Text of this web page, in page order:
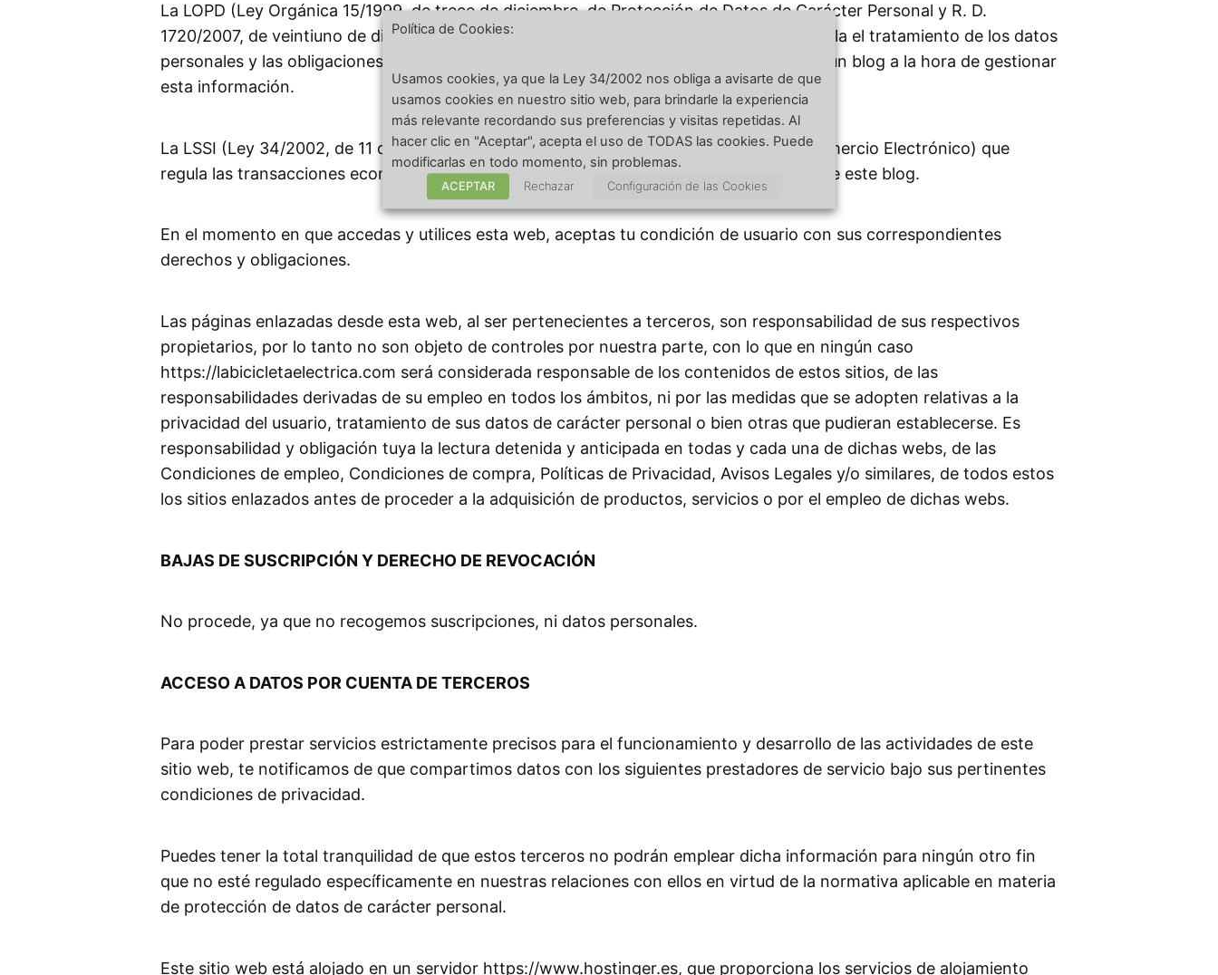
La LOPD (Ley Orgánica 15/1999, de trece de diciembre, de Protección de Datos de Carácter Personal y R. D.
1720/2007, de veintiuno de diciembre, el Reglamento de desarrollo de la LOPD) que regula el tratamiento de los datos
personales y las obligaciones que debemos asumir los responsables de una web o bien un blog a la hora de gestionar
esta información.
La LSSI (Ley 34/2002, de 11 de julio, de Servicios de la Sociedad de la Información y Comercio Electrónico) que
regula las transacciones económicas a tavés de medios electrónicos, como es el caso de este blog.
En el momento en que accedas y utilices esta web, aceptas tu condición de usuario con sus correspondientes
derechos y obligaciones.
Las páginas enlazadas desde esta web, al ser pertenecientes a terceros, son responsabilidad de sus respectivos
propietarios, por lo tanto no son objeto de controles por nuestra parte, con lo que en ningún caso
https://labicicletaelectrica.com será considerada responsable de los contenidos de estos sitios, de las
responsabilidades derivadas de su empleo en todos los ámbitos, ni por las medidas que se adopten relativas a la
privacidad del usuario, tratamiento de sus datos de carácter personal o bien otras que pudieran establecerse. Es
responsabilidad y obligación tuya la lectura detenida y anticipada en todas y cada una de dichas webs, de las
Condiciones de empleo, Condiciones de compra, Políticas de Privacidad, Avisos Legales y/o similares, de todos estos
los sitios enlazados antes de proceder a la adquisición de productos, servicios o por el empleo de dichas webs.
BAJAS DE SUSCRIPCIÓN Y DERECHO DE REVOCACIÓN
No procede, ya que no recogemos suscripciones, ni datos personales.
ACCESO A DATOS POR CUENTA DE TERCEROS
Para poder prestar servicios estrictamente precisos para el funcionamiento y desarrollo de las actividades de este
sitio web, te notificamos de que compartimos datos con los siguientes prestadores de servicio bajo sus pertinentes
condiciones de privacidad.
Puedes tener la total tranquilidad de que estos terceros no podrán emplear dicha información para ningún otro fin
que no esté regulado específicamente en nuestras relaciones con ellos en virtud de la normativa aplicable en materia
de protección de datos de carácter personal.
Este sitio web está alojado en un servidor https://www.hostinger.es, que proporciona los servicios de alojamiento
Política de Cookies:
Usamos cookies, ya que la Ley 34/2002 nos obliga a avisarte de que
usamos cookies en nuestro sitio web, para brindarle la experiencia
más relevante recordando sus preferencias y visitas repetidas. Al
hacer clic en "Aceptar", acepta el uso de TODAS las cookies. Puede
modificarlas en todo momento, sin problemas.
ACEPTAR Rechazar Configuración de las Cookies